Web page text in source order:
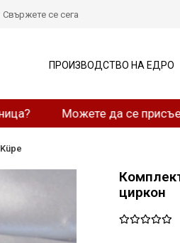
Можете да се
Свържете се сега
ПРОИЗВОДСТВО НА ЕДРО
Küpe
циркон